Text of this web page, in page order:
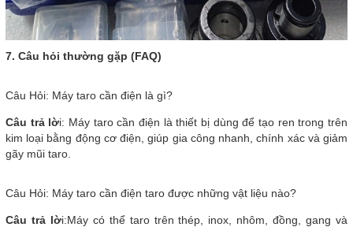
7. Câu hỏi thường gặp (FAQ)
Câu Hỏi: Máy taro cần điện là gì?
Câu trả lời: Máy taro cần điện là thiết bị dùng để tạo ren trong trên
kim loại bằng động cơ điện, giúp gia công nhanh, chính xác và giảm
gãy mũi taro.
Câu Hỏi: Máy taro cần điện taro được những vật liệu nào?
Câu trả lời:Máy có thể taro trên thép, inox, nhôm, đồng, gang và